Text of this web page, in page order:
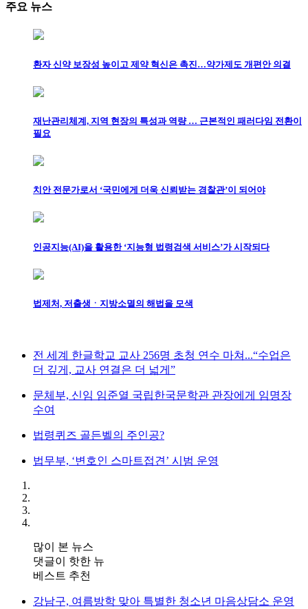
주요 뉴스
환자 신약 보장성 높이고 제약 혁신은 촉진…약가제도 개편안 의결
재난관리체계, 지역 현장의 특성과 역량 … 근본적인 패러다임 전환이
필요
치안 전문가로서 ‘국민에게 더욱 신뢰받는 경찰관’이 되어야
인공지능(AI)을 활용한 ‘지능형 법령검색 서비스’가 시작되다
법제처, 저출생ㆍ지방소멸의 해법을 모색
전 세계 한글학교 교사 256명 초청 연수 마쳐...“수업은
더 깊게, 교사 연결은 더 넓게”
문체부, 신임 임준열 국립한국문학관 관장에게 임명장
수여
법령퀴즈 골든벨의 주인공?
법무부, ‘변호인 스마트접견’ 시범 운영
많이 본 뉴스
댓글이 핫한 뉴
베스트 추천
강남구, 여름방학 맞아 특별한 청소년 마음상담소 운영